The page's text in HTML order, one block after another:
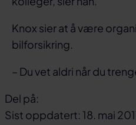
Knox sier at å være
bilforsikring.
– Du vet aldri når du
Del på:
Del
Del
Del
Sist oppdatert: 18. mai